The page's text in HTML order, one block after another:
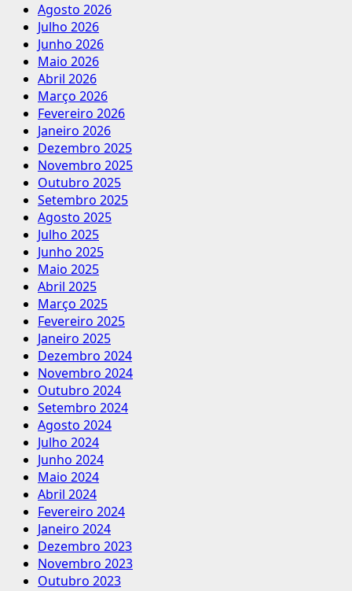
Agosto 2026
Julho 2026
Junho 2026
Maio 2026
Abril 2026
Março 2026
Fevereiro 2026
Janeiro 2026
Dezembro 2025
Novembro 2025
Outubro 2025
Setembro 2025
Agosto 2025
Julho 2025
Junho 2025
Maio 2025
Abril 2025
Março 2025
Fevereiro 2025
Janeiro 2025
Dezembro 2024
Novembro 2024
Outubro 2024
Setembro 2024
Agosto 2024
Julho 2024
Junho 2024
Maio 2024
Abril 2024
Fevereiro 2024
Janeiro 2024
Dezembro 2023
Novembro 2023
Outubro 2023